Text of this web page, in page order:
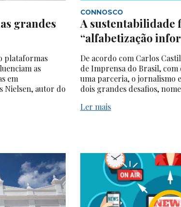
grandes
plataformas
as
em
Nielsen, autor do
CONNOSCO
A sustentabilidade
“alfabetização
De acordo com Carlos
de Imprensa do Brasil, com
uma parceria, o jornalismo
dois grandes desafios,
Ler mais